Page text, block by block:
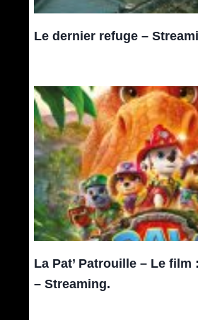
Le dernier refuge –
La Pat’ Patrouille – Le
– Streaming.